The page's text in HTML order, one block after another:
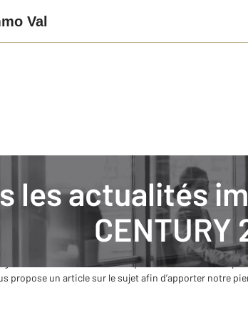
Val
les actualités
CENTURY
: Journée Mondiale de Lutte Contre le SIDA
l’Organisation des Nations Unis a établi le 1er
en sorte de sensibiliser la population aux dangers de
grandes ONG et associations qui luttent et font de la
propose un article sur le sujet afin d’apporter notre